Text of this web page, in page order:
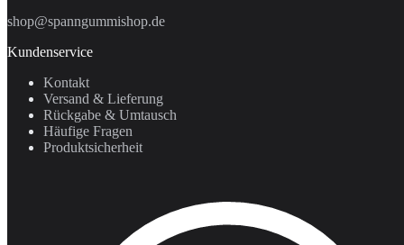
shop@spanngummishop.de
Kundenservice
Kontakt
Versand & Lieferung
Rückgabe & Umtausch
Häufige Fragen
Produktsicherheit